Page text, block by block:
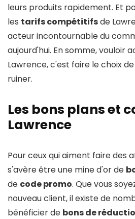
leurs produits rapidement. Et
les tarifs compétitifsde
acteur incontournable du
aujourd'hui. En somme, vouloir
Lawrence, c'est faire le choix
ruiner.
Les bons plans et
Lawrence
Pour ceux qui aiment faire des
s'avère être une mine d'or de
de code promo. Que vous
nouveau client, il existe de
bénéficier de bons de